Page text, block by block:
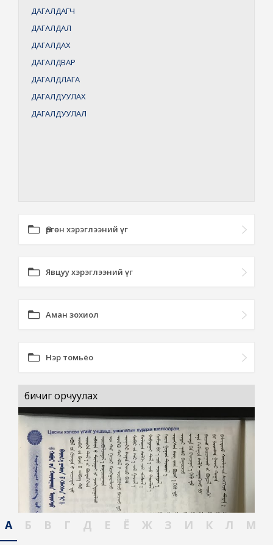
ДАГАЛДАГЧ
ДАГАЛДАЛ
ДАГАЛДАХ
ДАГАЛДВАР
ДАГАЛДЛАГА
ДАГАЛДУУЛАХ
ДАГАЛДУУЛАЛ
Өргөн хэрэглээний үг
Явцуу хэрэглээний үг
Аман зохиол
Нэр томьёо
бичиг орчуулах
А Б В Г Д Е Ё Ж З И К Л
М